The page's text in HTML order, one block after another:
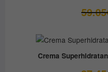
59.05
Crema